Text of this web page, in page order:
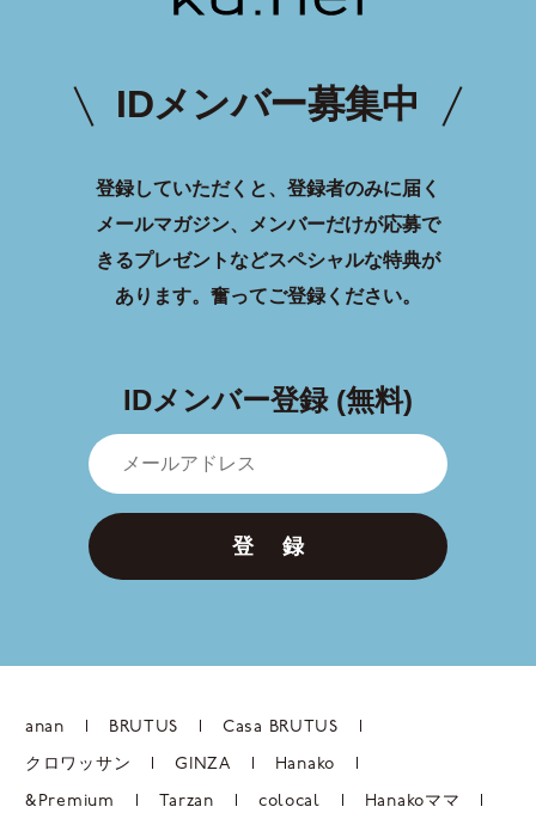
IDメンバー募集中
登録していただくと、登録者のみに届く
メールマガジン、メンバーだけが応募で
きるプレゼントなどスペシャルな特典が
あります。 奮ってご登録ください。
IDメンバー登録 (無料)
登 録
anan BRUTUS Casa BRUTUS
クロワッサン GINZA Hanako
&Premium Tarzan colocal Hanakoママ